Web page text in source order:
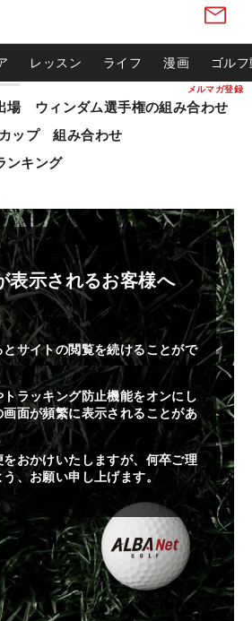
メルマガ登録
レッスン ライフ 漫画 ゴル
場 ウィンダム選手権の組み合わせ
ップ 組み合わせ
ンキング
表示されるお客様へ
サイトの閲覧を続けることがで
ラッキング防止機能をオンにし
面が頻繁に表示されることがあ
おかけいたしますが、何卒ご理
、お願い申し上げます。